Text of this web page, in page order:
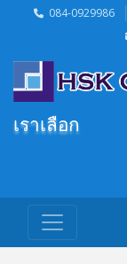
084-0929986
เราเลือกสินค้